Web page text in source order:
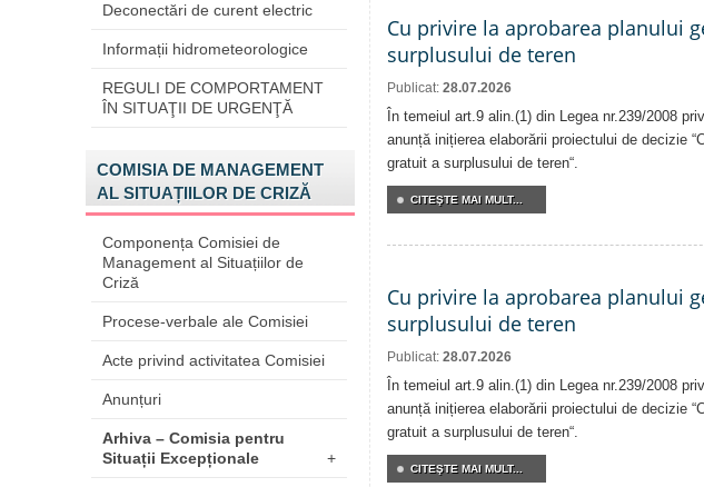
Deconectări de curent electric
Informații hidrometeorologice
REGULI DE COMPORTAMENT
ÎN SITUAŢII DE URGENŢĂ
COMISIA DE MANAGEMENT
AL SITUAȚIILOR DE CRIZĂ
Componența Comisiei de
Management al Situațiilor de
Criză
Procese-verbale ale Comisiei
Acte privind activitatea Comisiei
Anunțuri
Arhiva – Comisia pentru
Situații Excepționale
+
Cu privire la aprobarea planului
surplusului de teren
Publicat: 28.07.2026
În temeiul art.9 alin.(1) din Legea nr.239/2008
anunță inițierea elaborării proiectului de decizie
gratuit a surplusului de teren“.
CITEŞTE MAI MULT...
Cu privire la aprobarea planului
surplusului de teren
Publicat: 28.07.2026
În temeiul art.9 alin.(1) din Legea nr.239/2008
anunță inițierea elaborării proiectului de decizie
gratuit a surplusului de teren“.
CITEŞTE MAI MULT...